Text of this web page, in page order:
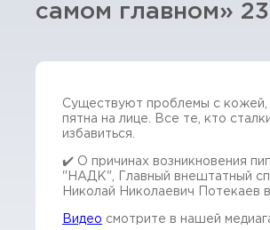
самом главном»
Существуют проблемы с кожей,
пятна на лице. Все те, кто
избавиться.
✔️ О причинах возникновения
"НАДК", Главный внештатный
Николай Николаевич Потекаев
Видео смотрите в нашей